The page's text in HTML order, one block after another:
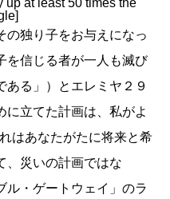
の独り子をお与えになっ
を信じる者が一人も滅び
ある」）とエレミヤ２９
に立てた計画は、私がよ
はあなたがたに将来と希
、災いの計画ではな
ル・ゲートウェイ」のラ